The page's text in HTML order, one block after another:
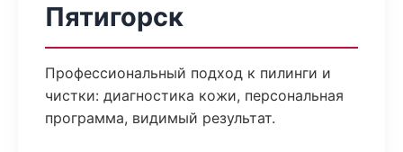
Пятигорск
Профессиональный подход к пилинги и
чистки: диагностика кожи, персональная
программа, видимый результат.